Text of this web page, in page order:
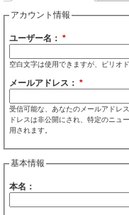
アカウント情報
ユーザー名： *
空白文字は使用できますが、ピリオ
メールアドレス： *
受信可能な、あなたのメールアドレ
ドレスは非公開にされ、特定のニュ
用されます。
基本情報
本名：